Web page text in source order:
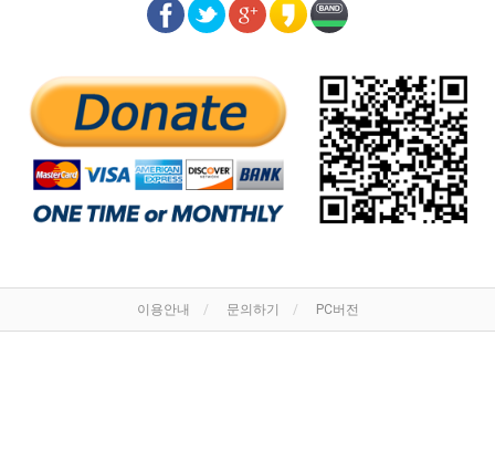
이용안내 문의하기 PC버전